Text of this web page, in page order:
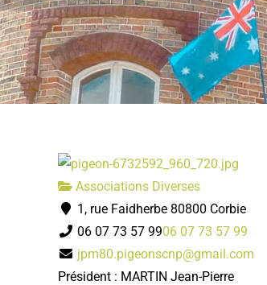
Associations Diverses
1, rue Faidherbe 80800 Corbie
06 07 73 57 9906 07 73 57 99
jpm80.pigeonscnp@gmail.com
Président : MARTIN Jean-Pierre